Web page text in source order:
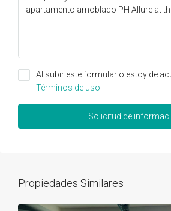
Al subir este formulario estoy de
Términos de uso
Solicitud de
Propiedades Similares